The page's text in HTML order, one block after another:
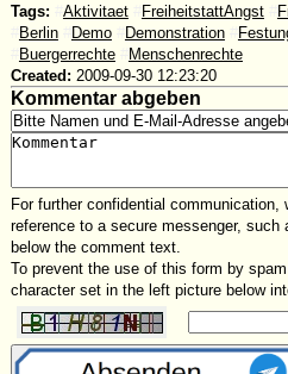
Tags:
Aktivitaet FreiheitstattAngst
Berlin Demo Demonstration
Buergerrechte
Menschenrechte
Created: 2009-09-30 12:23:20
Kommentar abgeben
For further confidential
reference to a secure messenger,
below the comment text.
To prevent the use of this form by
character set in the left picture below